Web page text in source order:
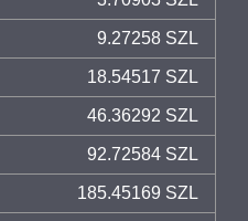
9.27258 SZL
18.54517 SZL
46.36292 SZL
92.72584 SZL
185.45169 SZL